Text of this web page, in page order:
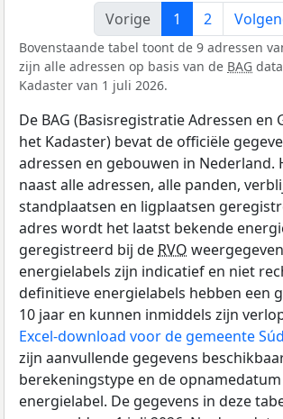
Vorige
1 2
Bovenstaande tabel toont de 9 adressen
zijn alle adressen op basis van de BAG
Kadaster van 1 juli 2026.
De BAG (Basisregistratie Adressen en
het Kadaster) bevat de officiële
adressen en gebouwen in Nederland.
naast alle adressen, alle panden,
standplaatsen en ligplaatsen
adres wordt het laatst bekende
geregistreerd bij de RVO
energielabels zijn indicatief en niet
definitieve energielabels hebben een
10 jaar en kunnen inmiddels zijn
Excel-download voor de gemeente
zijn aanvullende gegevens
berekeningstype en de
energielabel. De gegevens in deze